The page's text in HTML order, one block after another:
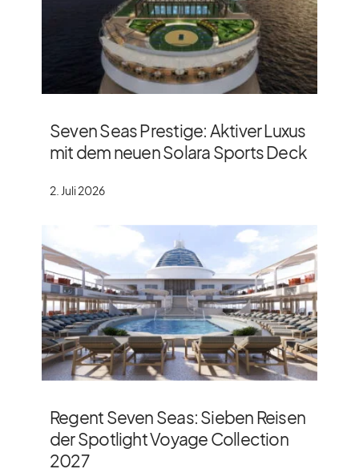
Seven Seas Prestige: Aktiver Luxus
mit dem neuen Solara Sports Deck
2. Juli 2026
Regent Seven Seas: Sieben Reisen
der Spotlight Voyage Collection
2027